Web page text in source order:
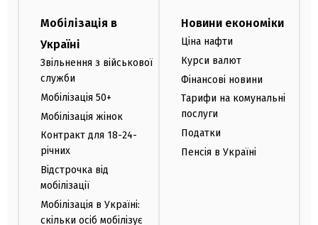
Мобілізація в
Україні
Звільнення з військової
служби
Мобілізація 50+
Мобілізація жінок
Контракт для 18-24-
річних
Відстрочка від
мобілізації
Мобілізація в Україні:
скільки осіб мобілізує
Новини економіки
Ціна нафти
Курси валют
Фінансові новини
Тарифи на комунальні
послуги
Податки
Пенсія в Україні